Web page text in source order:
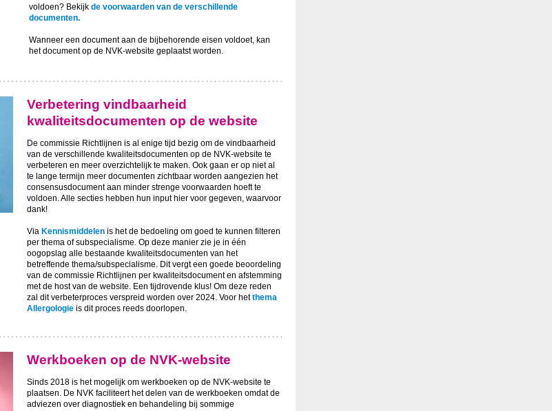
voldoen? Bekijk de voorwaarden van de verschillende
documenten.
Wanneer een document aan de bijbehorende eisen voldoet, kan
het document op de NVK-website geplaatst worden.
Verbetering vindbaarheid
kwaliteitsdocumenten op de website
De commissie Richtlijnen is al enige tijd bezig om de vindbaarheid
van de verschillende kwaliteitsdocumenten op de NVK-website te
verbeteren en meer overzichtelijk te maken. Ook gaan er op niet al
te lange termijn meer documenten zichtbaar worden aangezien het
consensusdocument aan minder strenge voorwaarden hoeft te
voldoen. Alle secties hebben hun input hier voor gegeven, waarvoor
dank!
Via Kennismiddelen is het de bedoeling om goed te kunnen filteren
per thema of subspecialisme. Op deze manier zie je in één
oogopslag alle bestaande kwaliteitsdocumenten van het
betreffende thema/subspecialisme. Dit vergt een goede beoordeling
van de commissie Richtlijnen per kwaliteitsdocument en afstemming
met de host van de website. Een tijdrovende klus! Om deze reden
zal dit verbeterproces verspreid worden over 2024. Voor hetthema
Allergologie is dit proces reeds doorlopen.
Werkboeken op de NVK-website
Sinds 2018 is het mogelijk om werkboeken op de NVK-website te
plaatsen. De NVK faciliteert het delen van de werkboeken omdat de
adviezen over diagnostiek en behandeling bij sommige